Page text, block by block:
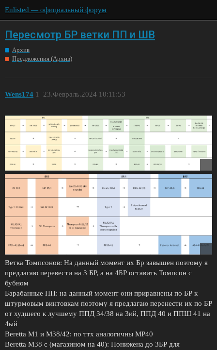
Enlisted — официальный форум
Пересмотр БР ветки ПП и ШВ
Архив
Предложения (Архив)
Wens174 23.Февраль.2024 10:11:53
1
Ветка Томпсонов: На данный момент их Бр завышен поэтому я
предлагаю перевести на 3 БР, а на 4БР оставить Томпсон с
бубном
Барабанные ПП: на данный момент они приравнены по БР к
штурмовым винтовкам поэтому я предлагаю перенести их по БР
от худшего к лучшему ППД 34/38 на 3ий, ППД 40 и ППШ 41 на
4ый
Beretta M1 и М38/42: по ттх аналогичны MP40
Beretta M38 с (магазином на 40): Понижена до 3БР для